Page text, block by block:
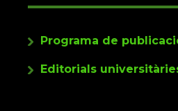
Programa de
Editorials